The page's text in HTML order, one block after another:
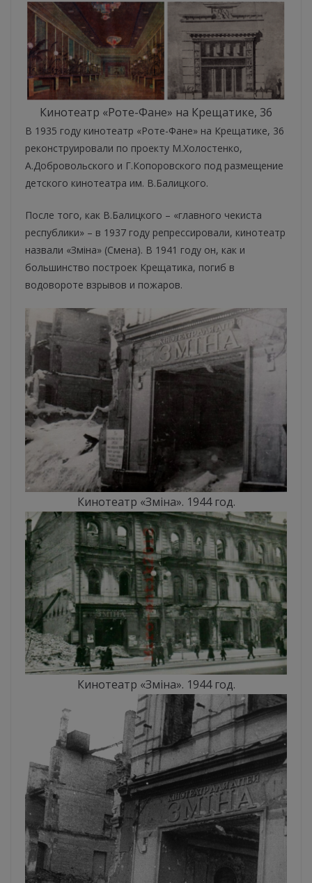
Кинотеатр «Роте-Фане» на Крещатике, 36
В 1935 году кинотеатр «Роте-Фане» на Крещатике, 36
реконструировали по проекту М.Холостенко,
А.Добровольского и Г.Копоровского под размещение
детского кинотеатра им. В.Балицкого.
После того, как В.Балицкого – «главного чекиста
республики» – в 1937 году репрессировали, кинотеатр
назвали «Зміна» (Смена). В 1941 году он, как и
большинство построек Крещатика, погиб в
водовороте взрывов и пожаров.
Кинотеатр «Зміна». 1944 год.
Кинотеатр «Зміна». 1944 год.